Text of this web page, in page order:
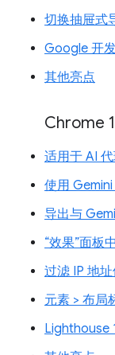
切换抽屉式
Google 开
其他亮点
Chrome
适用于 AI
使用
导出与
“效果”面板
过滤 IP 地
元素 > 布局
Lighthouse